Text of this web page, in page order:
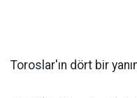
Toroslar'ın dört bir